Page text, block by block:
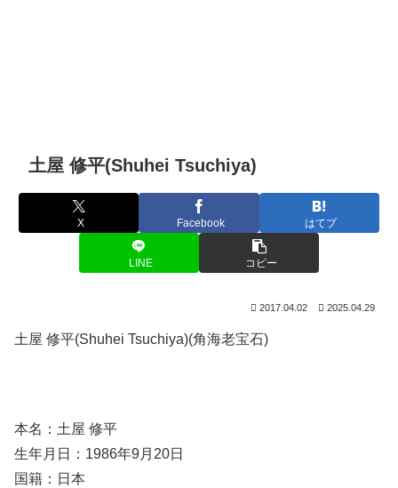
土屋 修平(Shuhei Tsuchiya)
X Facebook はてブ
LINE コピー
2017.04.02 2025.04.29
土屋 修平(Shuhei Tsuchiya)(角海老宝石)
本名：土屋 修平
生年月日：1986年9月20日
国籍：日本